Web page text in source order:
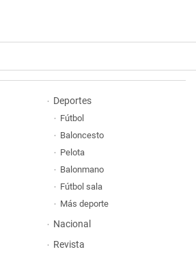
Deportes
Fútbol
Baloncesto
Pelota
Balonmano
Fútbol sala
Más deporte
Nacional
Revista